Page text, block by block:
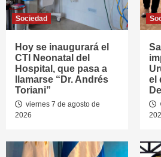
Sociedad
Hoy se inaugurará el
CTI Neonatal del
Hospital, que pasa a
llamarse “Dr. Andrés
Toriani”
viernes 7 de agosto de
2026
el